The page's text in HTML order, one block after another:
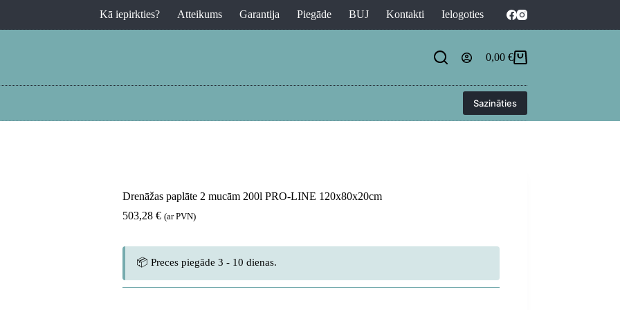
Kā iepirkties? Atteikums Garantija Piegāde BUJ Kontakti Ielogoties
Shopping
0,00 €
Sazināties
Drenāžas paplāte 2 mucām 200l PRO-LINE 120x80x20cm
503,28 € (ar PVN)
📦 Preces piegāde 3 - 10 dienas.